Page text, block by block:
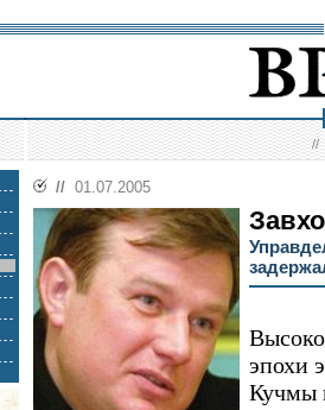
//
// 01.07.2005
эпохи
Кучмы